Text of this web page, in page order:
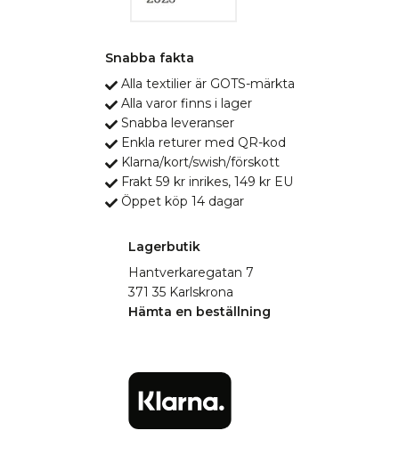
Snabba fakta
Alla textilier är GOTS-märkta
Alla varor finns i lager
Snabba leveranser
Enkla returer med QR-kod
Klarna/kort/swish/förskott
Frakt 59 kr inrikes, 149 kr EU
Öppet köp 14 dagar
Lagerbutik
Hantverkaregatan 7
371 35 Karlskrona
Hämta en beställning